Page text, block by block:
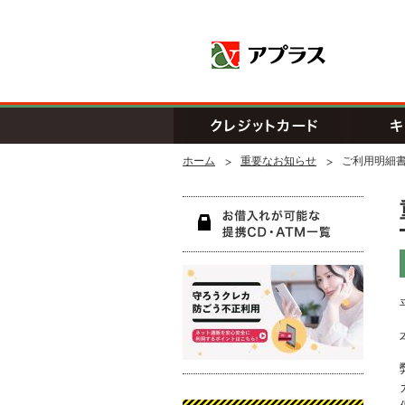
ホーム 重要なお知らせ ご利用明細
お借